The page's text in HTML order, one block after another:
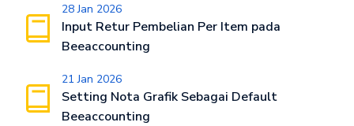
28 Jan 2026
Input Retur Pembelian Per Item pada
Beeaccounting
21 Jan 2026
Setting Nota Grafik Sebagai Default
Beeaccounting